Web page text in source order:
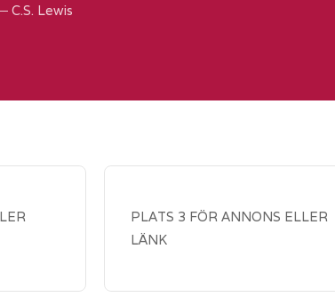
C.S. Lewis
PLATS 3 FÖR ANNONS ELLER
LÄNK